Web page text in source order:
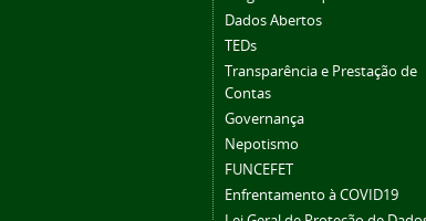
Dados Abertos
TEDs
Transparência e Prestação de
Contas
Governança
Nepotismo
FUNCEFET
Enfrentamento à COVID19